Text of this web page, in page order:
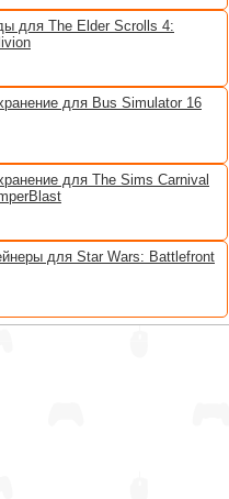
для The Elder Scrolls 4:
для Bus Simulator 16
для The Sims Carnival
для Star Wars: Battlefront